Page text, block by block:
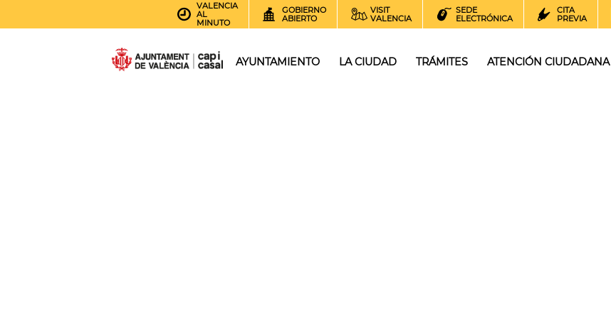
VALENCIA
AL
MINUTO
GOBIERNO
ABIERTO
VISIT
VALENCIA
SEDE
ELECTRÓNICA
CITA
PREVIA
AYUNTAMIENTO LA CIUDAD TRÁMITES ATENCIÓN CIUDADANA